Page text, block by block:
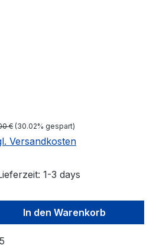
Preis:
€ (30.02% gespart)
Versandkosten
1-3 days
Gib den
In den Warenkorb